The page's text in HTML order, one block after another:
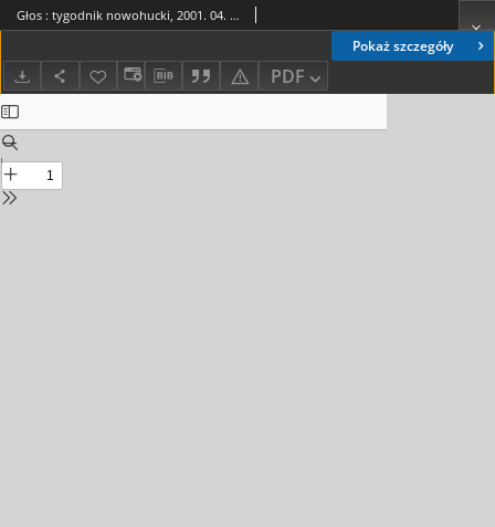
Pokaż szczegóły
PDF
Głos : tygodnik nowohucki, 2001. 04. 13, nr 15